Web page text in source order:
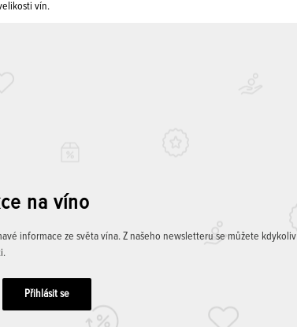
vín.
na víno
informace ze světa vína. Z našeho newsletteru se můžete kdykoliv